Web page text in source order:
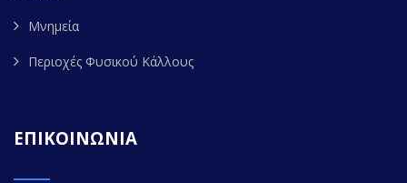
Μνημεία
Περιοχές Φυσικού Κάλλους
ΕΠΙΚΟΙΝΩΝΙΑ